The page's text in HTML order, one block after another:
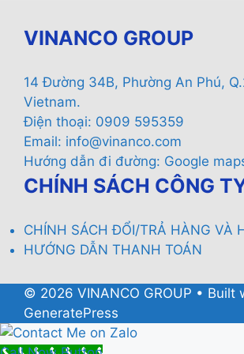
VINANCO GROUP
14 Đường 34B, Phường An Phú,
Vietnam.
Điện thoại: 0909 595359
Email: info@vinanco.com
Hướng dẫn đi đường: Google
CHÍNH SÁCH CÔNG
CHÍNH SÁCH ĐỔI/TRẢ HÀNG VÀ
HƯỚNG DẪN THANH TOÁN
© 2026 VINANCO GROUP • Built
GeneratePress